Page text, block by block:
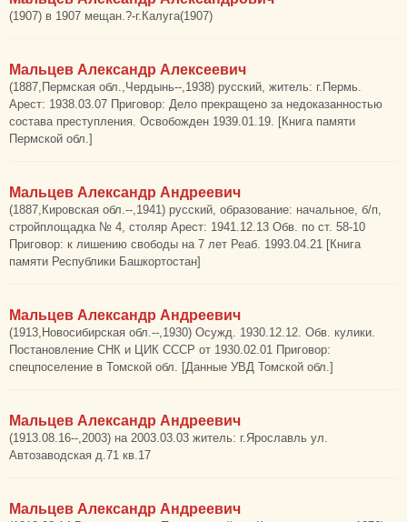
(1907) в 1907 мещан.?-г.Калуга(1907)
Мальцев Александр Алексеевич
(1887,Пермская обл.,Чердынь--,1938) русский, житель: г.Пермь.
Арест: 1938.03.07 Приговор: Дело прекращено за недоказанностью
состава преступления. Освобожден 1939.01.19. [Книга памяти
Пермской обл.]
Мальцев Александр Андреевич
(1887,Кировская обл.--,1941) русский, образование: начальное, б/п,
стройплощадка № 4, столяр Арест: 1941.12.13 Обв. по ст. 58-10
Приговор: к лишению свободы на 7 лет Реаб. 1993.04.21 [Книга
памяти Республики Башкортостан]
Мальцев Александр Андреевич
(1913,Новосибирская обл.--,1930) Осужд. 1930.12.12. Обв. кулики.
Постановление СНК и ЦИК СССР от 1930.02.01 Приговор:
спецпоселение в Томской обл. [Данные УВД Томской обл.]
Мальцев Александр Андреевич
(1913.08.16--,2003) на 2003.03.03 житель: г.Ярославль ул.
Автозаводская д.71 кв.17
Мальцев Александр Андреевич